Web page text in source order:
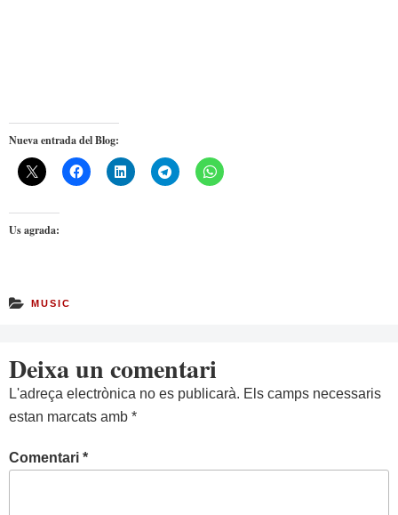
Nueva entrada del Blog:
Us agrada:
MUSIC
Deixa un comentari
L'adreça electrònica no es publicarà. Els camps necessaris
estan marcats amb *
Comentari *